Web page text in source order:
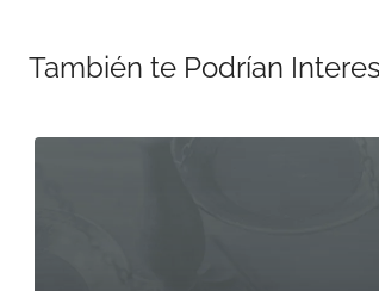
También te Podrían